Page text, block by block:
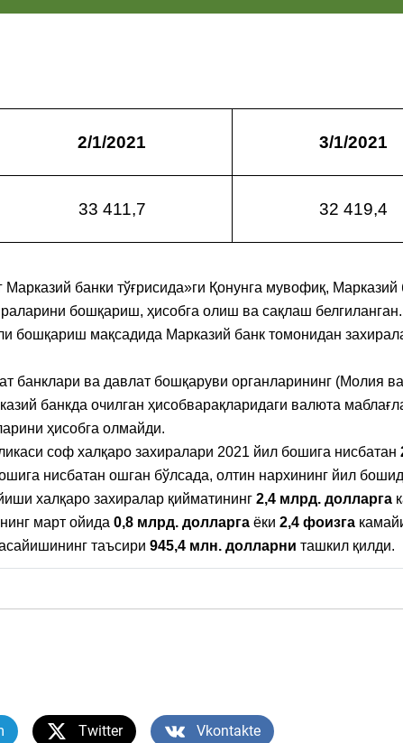
2/1/2021 3/1/2021
33 411,7 32 419,4
банки тўғрисида»ги Қонунга мувофиқ,
бошқариш, ҳисобга олиш ва сақлаш белгиланган.
мақсадида Марказий банк томонидан
ва давлат бошқаруви органларининг (Молия
банкда очилган ҳисобварақларидаги валюта
ҳисобга олмайди.
соф халқаро захиралари 2021 йил бошига нисбатан
нисбатан ошган бўлсада, олтин нархининг йил
халқаро захиралар қийматининг 2,4 млрд. долларга
март ойида 0,8 млрд. долларга ёки 2,4 фоизга
таъсири 945,4 млн. долларни ташкил қилди.
Twitter Vkontakte